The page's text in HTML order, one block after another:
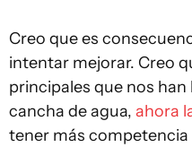
Creo que es
intentar mejorar. Creo
principales que nos
cancha de agua, ahora
tener más competencia